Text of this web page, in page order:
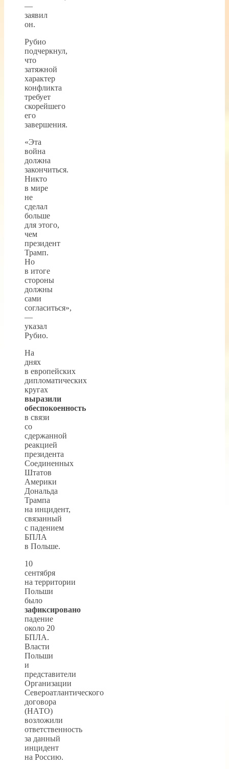
—
заявил
он.
Рубио
подчеркнул,
что
затяжной
характер
конфликта
требует
скорейшего
его
завершения.
«Эта
война
должна
закончиться.
Никто
в мире
не
сделал
больше
для этого,
чем
президент
Трамп.
Но
в итоге
стороны
должны
сами
согласиться»,
—
указал
Рубио.
На
днях
в европейских
дипломатических
кругах
выразили
обеспокоенность
в связи
со
сдержанной
реакцией
президента
Соединенных
Штатов
Америки
Дональда
Трампа
на инцидент,
связанный
с падением
БПЛА
в Польше.
10
сентября
на территории
Польши
было
зафиксировано
падение
около 20
БПЛА.
Власти
Польши
и
представители
Организации
Североатлантического
договора
(НАТО)
возложили
ответственность
за данный
инцидент
на Россию.